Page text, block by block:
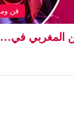
فن
المغربي في…